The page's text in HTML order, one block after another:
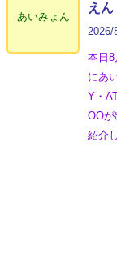
あいみょん
え
2026/
本日8
にあ
Y・
OOが
紹介